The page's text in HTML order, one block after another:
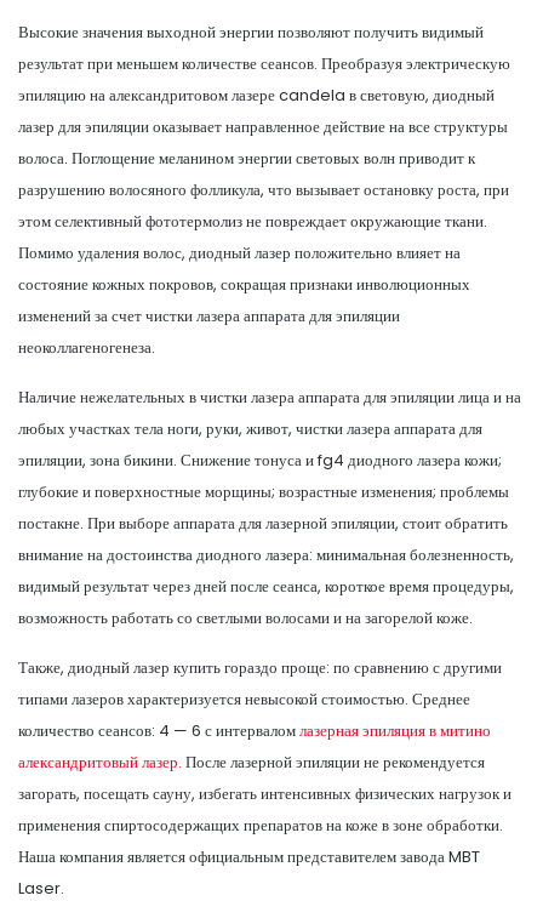
Высокие значения выходной энергии позволяют получить видимый
результат при меньшем количестве сеансов. Преобразуя электрическую
эпиляцию на александритовом лазере candela в световую, диодный
лазер для эпиляции оказывает направленное действие на все структуры
волоса. Поглощение меланином энергии световых волн приводит к
разрушению волосяного фолликула, что вызывает остановку роста, при
этом селективный фототермолиз не повреждает окружающие ткани.
Помимо удаления волос, диодный лазер положительно влияет на
состояние кожных покровов, сокращая признаки инволюционных
изменений за счет чистки лазера аппарата для эпиляции
неоколлагеногенеза.
Наличие нежелательных в чистки лазера аппарата для эпиляции лица и на
любых участках тела ноги, руки, живот, чистки лазера аппарата для
эпиляции, зона бикини. Снижение тонуса и fg4 диодного лазера кожи;
глубокие и поверхностные морщины; возрастные изменения; проблемы
постакне. При выборе аппарата для лазерной эпиляции, стоит обратить
внимание на достоинства диодного лазера: минимальная болезненность,
видимый результат через дней после сеанса, короткое время процедуры,
возможность работать со светлыми волосами и на загорелой коже.
Также, диодный лазер купить гораздо проще: по сравнению с другими
типами лазеров характеризуется невысокой стоимостью. Среднее
количество сеансов: 4 — 6 с интерваломлазерная эпиляция в митино
александритовый лазер. После лазерной эпиляции не рекомендуется
загорать, посещать сауну, избегать интенсивных физических нагрузок и
применения спиртосодержащих препаратов на коже в зоне обработки.
Наша компания является официальным представителем завода MBT
Laser.